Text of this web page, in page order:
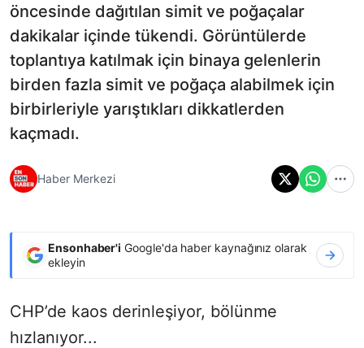
öncesinde dağıtılan simit ve poğaçalar
dakikalar içinde tükendi. Görüntülerde
toplantıya katılmak için binaya gelenlerin
birden fazla simit ve poğaça alabilmek için
birbirleriyle yarıştıkları dikkatlerden
kaçmadı.
Haber Merkezi
Ensonhaber'i Google'da haber kaynağınız olarak
ekleyin
CHP’de kaos derinleşiyor, bölünme
hızlanıyor...